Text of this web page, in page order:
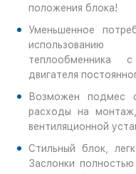
положения блока!
Уменьшенное
использованию
теплообменника
двигателя
Возможен подмес
расходы на
вентиляционной
Стильный блок,
Заслонки